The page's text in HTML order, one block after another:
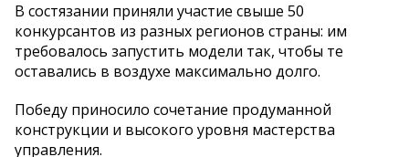
В состязании приняли участие свыше 50
конкурсантов из разных регионов страны: им
требовалось запустить модели так, чтобы те
оставались в воздухе максимально долго.
Победу приносило сочетание продуманной
конструкции и высокого уровня мастерства
управления.